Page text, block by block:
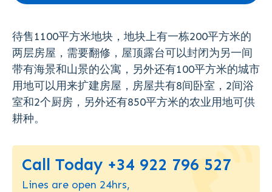
待售1100平方米地块，地块上有一栋200平方米的
两层房屋，需要翻修，屋顶露台可以封闭为另一间
带有海景和山景的公寓，另外还有100平方米的城市
用地可以用来扩建房屋，房屋共有8间卧室，2间浴
室和2个厨房，另外还有850平方米的农业用地可供
耕种。
Call Today +34 922 796 527
Lines are open 24hrs,